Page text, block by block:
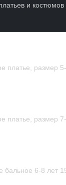
и костюмов
платье, размер
платье, размер
бальное 6-8 лет